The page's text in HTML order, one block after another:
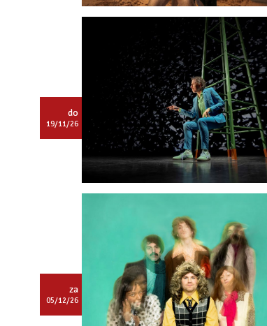
do
19/11/26
Dit is een
Tartarenactiviteit.Log in
om deze te bekijken.
za
05/12/26
Dit is een
Tartarenactiviteit.Log in
om deze te bekijken.